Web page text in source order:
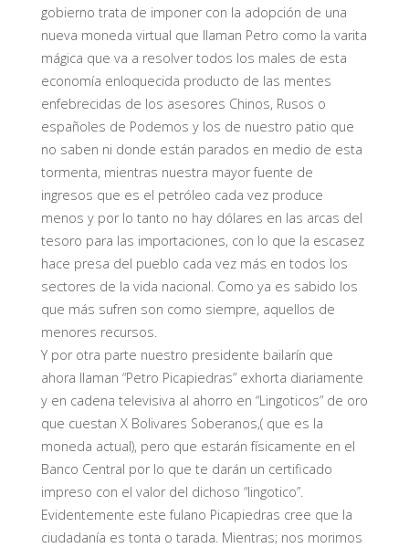
gobierno trata de imponer con la adopción de una
nueva moneda virtual que llaman Petro como la varita
mágica que va a resolver todos los males de esta
economía enloquecida producto de las mentes
enfebrecidas de los asesores Chinos, Rusos o
españoles de Podemos y los de nuestro patio que
no saben ni donde están parados en medio de esta
tormenta, mientras nuestra mayor fuente de
ingresos que es el petróleo cada vez produce
menos y por lo tanto no hay dólares en las arcas del
tesoro para las importaciones, con lo que la escasez
hace presa del pueblo cada vez más en todos los
sectores de la vida nacional. Como ya es sabido los
que más sufren son como siempre, aquellos de
menores recursos.
Y por otra parte nuestro presidente bailarín que
ahora llaman “Petro Picapiedras” exhorta diariamente
y en cadena televisiva al ahorro en “Lingoticos” de oro
que cuestan X Bolivares Soberanos,( que es la
moneda actual), pero que estarán físicamente en el
Banco Central por lo que te darán un certificado
impreso con el valor del dichoso “lingotico”.
Evidentemente este fulano Picapiedras cree que la
ciudadanía es tonta o tarada. Mientras; nos morimos